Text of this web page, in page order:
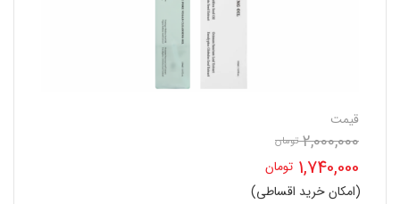
قیمت
2,000,000 تومان
اصلی
1,740,000 تومان
(امکان خرید اقساطی)